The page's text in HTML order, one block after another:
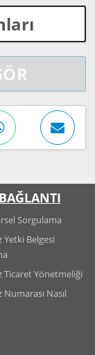
Sorgulama
Yetki Belgesi
Ticaret Yönetmeliği
Numarası Nasıl